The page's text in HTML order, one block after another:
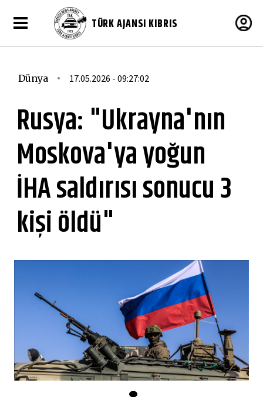
TÜRK AJANSI KIBRIS
Dünya 17.05.2026 - 09:27:02
Rusya: "Ukrayna'nın
Moskova'ya yoğun
İHA saldırısı sonucu 3
kişi öldü"